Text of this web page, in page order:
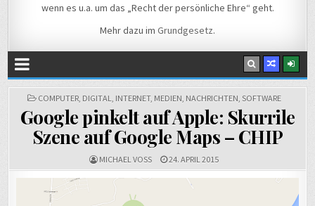
wenn es u.a. um das „Recht der persönliche Ehre“ geht.
Mehr dazu im Grundgesetz.
POSTED
COMPUTER, DIGITAL, INTERNET, MEDIEN, NACHRICHTEN, SOFTWARE
Google pinkelt auf Apple: Skurrile
Szene auf Google Maps – CHIP
MICHAEL VOSS 24. APRIL 2015